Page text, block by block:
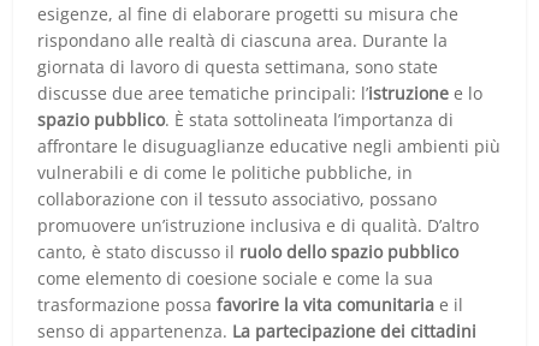
esigenze, al fine di elaborare progetti su misura che
rispondano alle realtà di ciascuna area. Durante la
giornata di lavoro di questa settimana, sono state
discusse due aree tematiche principali: l’istruzione e lo
spazio pubblico. È stata sottolineata l’importanza di
affrontare le disuguaglianze educative negli ambienti più
vulnerabili e di come le politiche pubbliche, in
collaborazione con il tessuto associativo, possano
promuovere un’istruzione inclusiva e di qualità. D’altro
canto, è stato discusso il ruolo dello spazio pubblico
come elemento di coesione sociale e come la sua
trasformazione possafavorire la vita comunitaria e il
senso di appartenenza. La partecipazione dei cittadini